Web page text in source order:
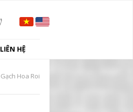
LIÊN HỆ
Gạch Hoa Roi